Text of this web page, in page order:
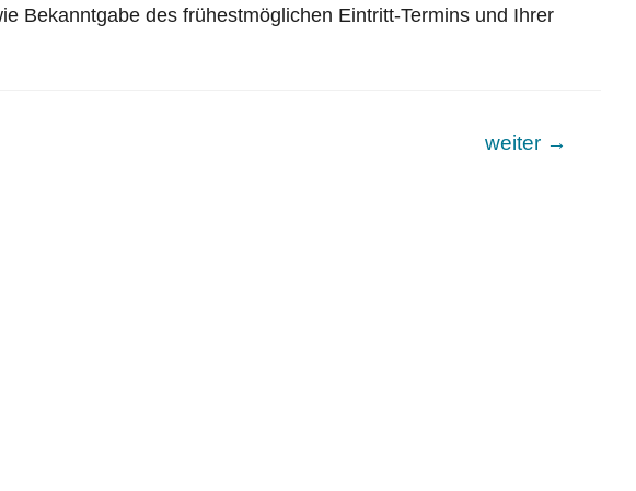
Bekanntgabe des frühestmöglichen Eintritt-Termins und Ihrer
weiter →